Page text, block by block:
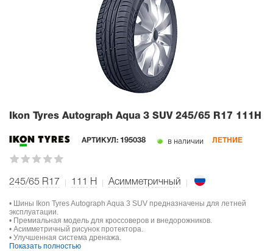
Ikon Tyres Autograph Aqua 3 SUV 245/65 R17 111H
АРТИКУЛ: 195038 в наличии ЛЕТНИЕ
245/65 R17 111 H Асимметричный
• Шины Ikon Tyres Autograph Aqua 3 SUV предназначены для летней
эксплуатации.
• Премиальная модель для кроссоверов и внедорожников.
• Асимметричный рисунок протектора.
• Улучшенная система дренажа.
Показать полностью